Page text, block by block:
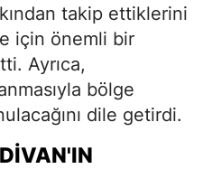
takip ettiklerini
için önemli bir
Ayrıca,
bölge
dile getirdi.